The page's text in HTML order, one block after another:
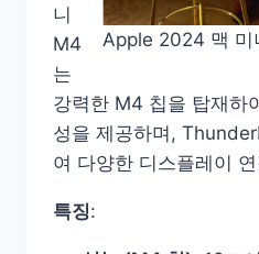
Apple 2024 맥 미
니
M4
는
강력한 M4 칩을 탑재하
성을 제공하며,
여 다양한 디스플레이
특징: